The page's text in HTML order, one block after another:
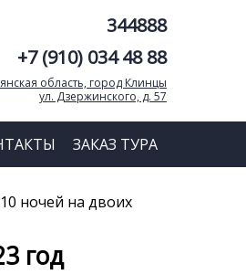
344888
+7 (910) 034 48 88
область, город Клинцы
ул. Дзержинского, д. 57
ЗАКАЗ ТУРА
ночей на двоих
год